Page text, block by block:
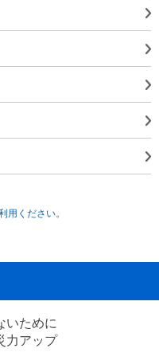
用ください。
いために
力アップ